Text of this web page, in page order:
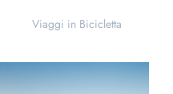
Viaggi in Bicicletta